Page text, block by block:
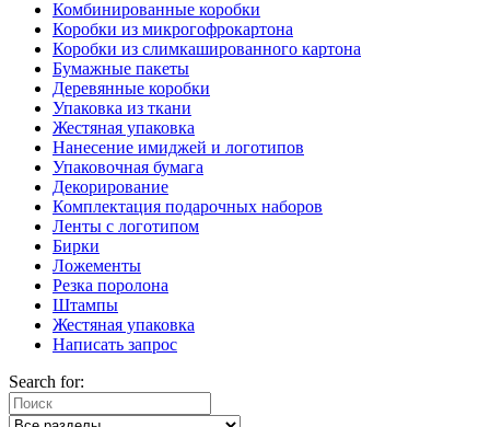
Комбинированные коробки
Коробки из микрогофрокартона
Коробки из слимкашированного картона
Бумажные пакеты
Деревянные коробки
Упаковка из ткани
Жестяная упаковка
Нанесение имиджей и логотипов
Упаковочная бумага
Декорирование
Комплектация подарочных наборов
Ленты с логотипом
Бирки
Ложементы
Резка поролона
Штампы
Жестяная упаковка
Написать запрос
Search for: